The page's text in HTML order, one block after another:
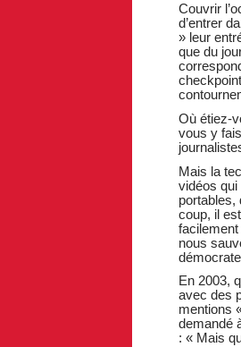
Couvrir
d’entrer
» leur
que du
Où étiez-
vous y
Mais la
vidéos qui
portables,
coup, il
nous
En 2003,
avec des
mentions
demandé
: « Mais